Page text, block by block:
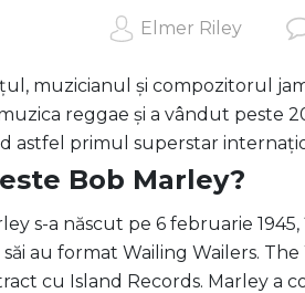
Elmer Riley
muzicianul și compozitorul
reggae și a vândut peste
astfel primul superstar
Bob Marley?
s-a născut pe 6 februarie
au format Wailing Wailers.
cu Island Records. Marley a